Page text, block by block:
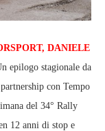
DANIELE
epilogo stagionale da
con Tempo
del 34° Rally
12 anni di stop e